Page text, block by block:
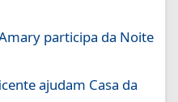
participa da Noite
ajudam Casa da